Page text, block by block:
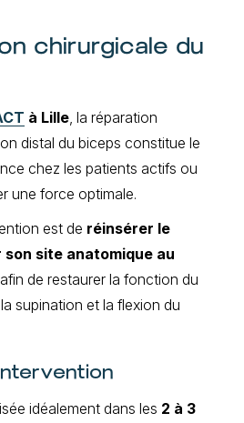
chirurgicale du
à Lille , la réparation
distal du biceps constitue le
chez les patients actifs ou
une force optimale.
est de réinsérer le
site anatomique au
, afin de restaurer la fonction du
supination et la flexion du
idéalement dans les 2 à 3